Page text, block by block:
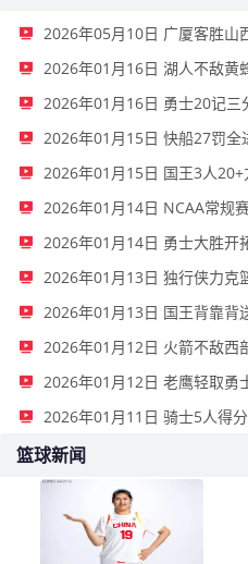
篮球新闻